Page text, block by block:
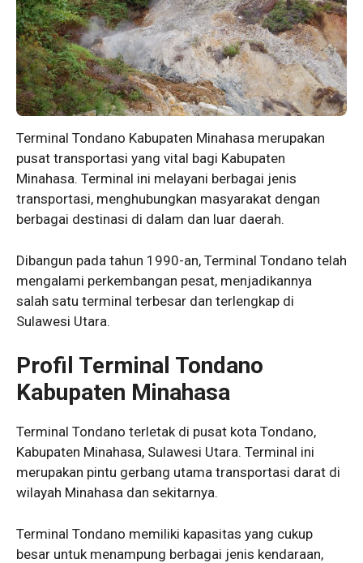
Terminal Tondano Kabupaten Minahasa merupakan
pusat transportasi yang vital bagi Kabupaten
Minahasa. Terminal ini melayani berbagai jenis
transportasi, menghubungkan masyarakat dengan
berbagai destinasi di dalam dan luar daerah.
Dibangun pada tahun 1990-an, Terminal Tondano telah
mengalami perkembangan pesat, menjadikannya
salah satu terminal terbesar dan terlengkap di
Sulawesi Utara.
Profil Terminal Tondano
Kabupaten Minahasa
Terminal Tondano terletak di pusat kota Tondano,
Kabupaten Minahasa, Sulawesi Utara. Terminal ini
merupakan pintu gerbang utama transportasi darat di
wilayah Minahasa dan sekitarnya.
Terminal Tondano memiliki kapasitas yang cukup
besar untuk menampung berbagai jenis kendaraan,